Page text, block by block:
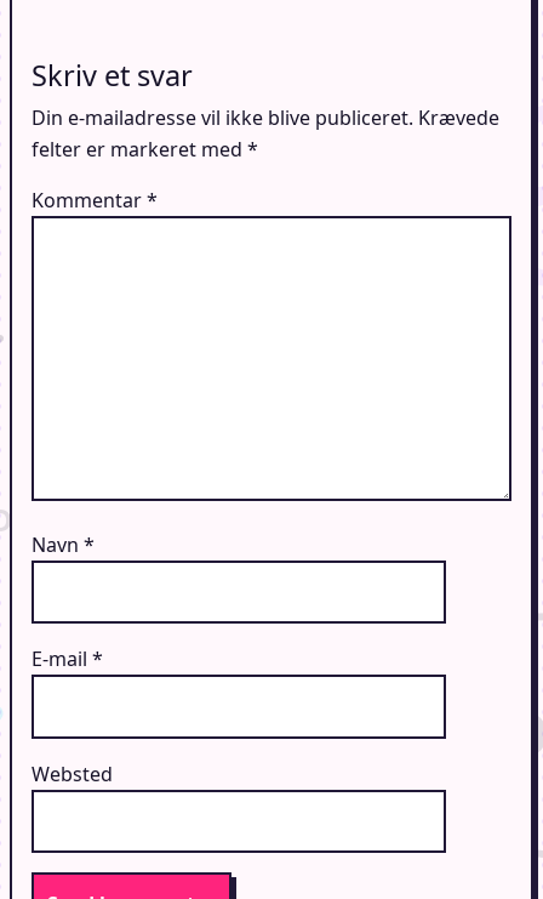
Skriv et svar
Din e-mailadresse vil ikke blive publiceret. Krævede
felter er markeret med *
Kommentar*
Navn *
E-mail *
Websted